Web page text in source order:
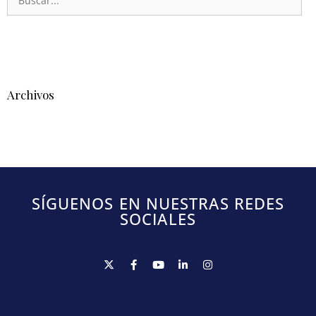
Archivos
SÍGUENOS EN NUESTRAS REDES
SOCIALES